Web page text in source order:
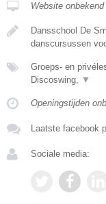
Website onbekend
Dansschool De
danscursussen
Groeps- en
Discoswing, ▼
Openingstijden
Laatste facebook
Sociale media: